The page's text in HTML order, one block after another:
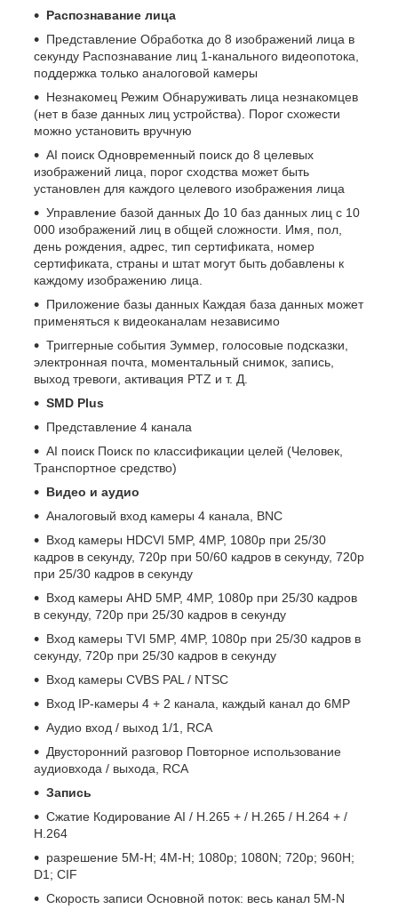
Распознавание лица
Представление Обработка до 8 изображений лица в
секунду Распознавание лиц 1-канального видеопотока,
поддержка только аналоговой камеры
Незнакомец Режим Обнаруживать лица незнакомцев
(нет в базе данных лиц устройства). Порог схожести
можно установить вручную
AI поиск Одновременный поиск до 8 целевых
изображений лица, порог сходства может быть
установлен для каждого целевого изображения лица
Управление базой данных До 10 баз данных лиц с 10
000 изображений лиц в общей сложности. Имя, пол,
день рождения, адрес, тип сертификата, номер
сертификата, страны и штат могут быть добавлены к
каждому изображению лица.
Приложение базы данных Каждая база данных может
применяться к видеоканалам независимо
Триггерные события Зуммер, голосовые подсказки,
электронная почта, моментальный снимок, запись,
выход тревоги, активация PTZ и т. Д.
SMD Plus
Представление 4 канала
AI поиск Поиск по классификации целей (Человек,
Транспортное средство)
Видео и аудио
Аналоговый вход камеры 4 канала, BNC
Вход камеры HDCVI 5MP, 4MP, 1080p при 25/30
кадров в секунду, 720p при 50/60 кадров в секунду, 720p
при 25/30 кадров в секунду
Вход камеры AHD 5MP, 4MP, 1080p при 25/30 кадров
в секунду, 720p при 25/30 кадров в секунду
Вход камеры TVI 5MP, 4MP, 1080p при 25/30 кадров в
секунду, 720p при 25/30 кадров в секунду
Вход камеры CVBS PAL / NTSC
Вход IP-камеры 4 + 2 канала, каждый канал до 6MP
Аудио вход / выход 1/1, RCA
Двусторонний разговор Повторное использование
аудиовхода / выхода, RCA
Запись
Сжатие Кодирование AI / H.265 + / H.265 / H.264 + /
H.264
разрешение 5М-Н; 4М-Н; 1080p; 1080N; 720p; 960H;
D1; CIF
Скорость записи Основной поток: весь канал 5M-N